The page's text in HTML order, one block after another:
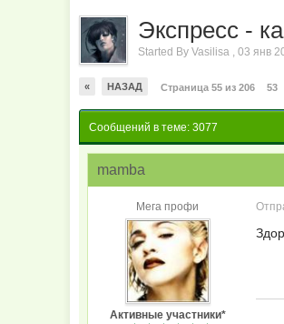
Экспресс -
Started ByVasilisa ,03 янв
« НАЗАД Страница 55 из 206 53
Сообщений в теме: 3077
mamba
Мега профи
Активные участники*